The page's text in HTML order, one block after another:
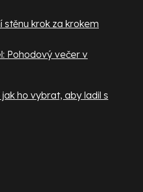
krok za krokem
Pohodový večer v
ho vybrat, aby ladil s